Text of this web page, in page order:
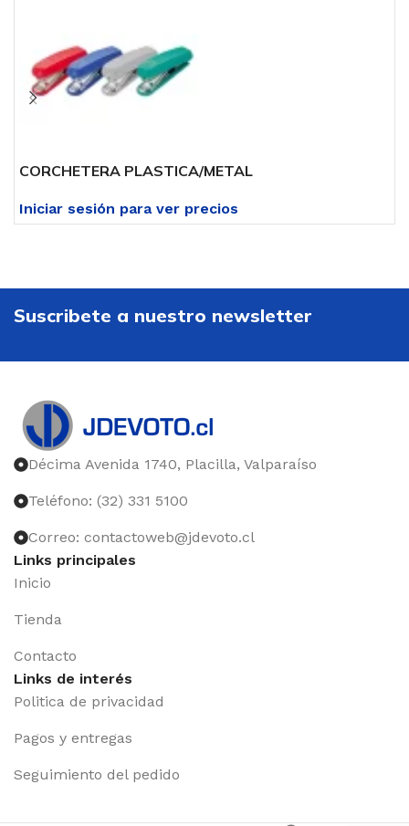
CORCHETERA PLASTICA/METAL
Iniciar sesión para ver precios
Suscribete a nuestro newsletter
Décima Avenida 1740, Placilla, Valparaíso
Teléfono: (32) 331 5100
Correo: contactoweb@jdevoto.cl
Links principales
Inicio
Tienda
Contacto
Links de interés
Politica de privacidad
Pagos y entregas
Seguimiento del pedido